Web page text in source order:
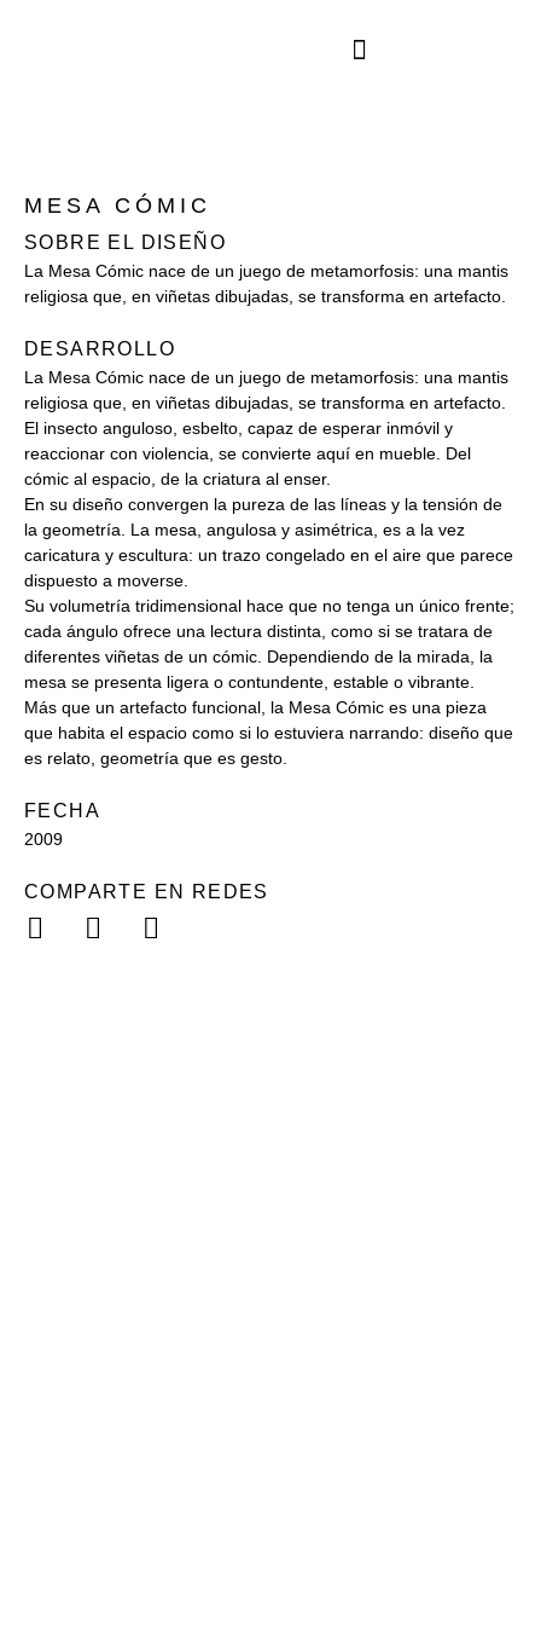
MESA CÓMIC
SOBRE EL DISEÑO
La Mesa Cómic nace de un juego de metamorfosis: una mantis
religiosa que, en viñetas dibujadas, se transforma en artefacto.
DESARROLLO
La Mesa Cómic nace de un juego de metamorfosis: una mantis
religiosa que, en viñetas dibujadas, se transforma en artefacto.
El insecto anguloso, esbelto, capaz de esperar inmóvil y
reaccionar con violencia, se convierte aquí en mueble. Del
cómic al espacio, de la criatura al enser.
En su diseño convergen la pureza de las líneas y la tensión de
la geometría. La mesa, angulosa y asimétrica, es a la vez
caricatura y escultura: un trazo congelado en el aire que parece
dispuesto a moverse.
Su volumetría tridimensional hace que no tenga un único frente;
cada ángulo ofrece una lectura distinta, como si se tratara de
diferentes viñetas de un cómic. Dependiendo de la mirada, la
mesa se presenta ligera o contundente, estable o vibrante.
Más que un artefacto funcional, la Mesa Cómic es una pieza
que habita el espacio como si lo estuviera narrando: diseño que
es relato, geometría que es gesto.
FECHA
2009
COMPARTE EN REDES